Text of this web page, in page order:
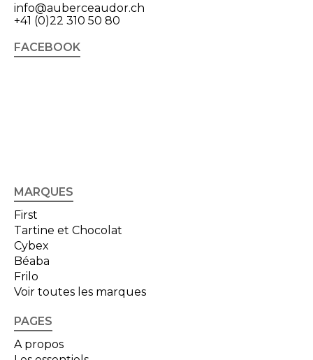
info@auberceaudor.ch
+41 (0)22 310 50 80
FACEBOOK
MARQUES
First
Tartine et Chocolat
Cybex
Béaba
Frilo
Voir toutes les marques
PAGES
A propos